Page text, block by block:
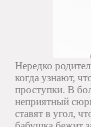
Нередко
когда узнают,
проступки. В
неприятный
ставят в угол,